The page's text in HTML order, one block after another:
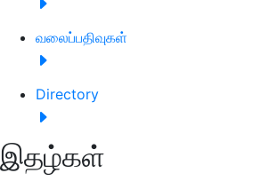
வலைப்பதிவுகள்
Directory
இதழ்கள்